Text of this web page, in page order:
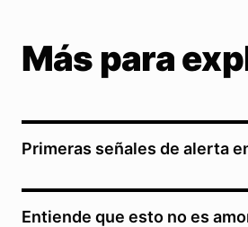
Más para
Primeras señales de alerta
Entiende que esto no es